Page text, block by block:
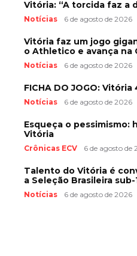
Vitória: “A torcida faz a
Notícias 6 de agosto de 2026
Vitória faz um jogo
o Athletico e avança na
Notícias 6 de agosto de 2026
FICHA DO JOGO:
Notícias 6 de agosto de 2026
Esqueça o pessimismo:
Vitória
Crônicas ECV 6 de agosto de
Talento do Vitória é
a Seleção Brasileira sub-
Notícias 6 de agosto de 2026